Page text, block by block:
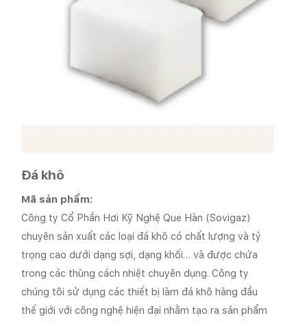
Đá khô
Mã sản phẩm:
Công ty Cổ Phần Hơi Kỹ Nghệ Que Hàn (Sovigaz)
chuyên sản xuất các loại đá khô có chất lượng và tỷ
trọng cao dưới dạng sợi, dạng khối… và được chứa
trong các thùng cách nhiệt chuyên dụng. Công ty
chúng tôi sử dụng các thiết bị làm đá khô hàng đầu
thế giới với công nghệ hiện đại nhằm tạo ra sản phẩm